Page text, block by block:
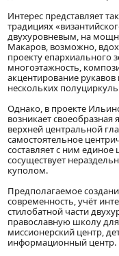
Интерес представляет
традициях
двухуровневым, на
Макаров, возможно,
проекту епархиального
многоэтажность,
акцентирование
нескольких
Однако, в проекте
возникает
верхней центральной
самостоятельное
составляет с ним
сосуществует
куполом.
Предполагаемое
современность, учёт
стилобатной части
православную школу для
миссионерский центр,
информационный центр.